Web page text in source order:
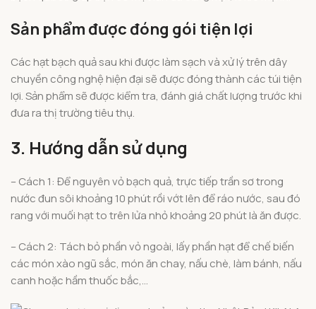
Sản phẩm được đóng gói tiện lợi
Các hạt bạch quả sau khi được làm sạch và xử lý trên dây
chuyền công nghệ hiện đại sẽ được đóng thành các túi tiện
lợi. Sản phẩm sẽ được kiểm tra, đánh giá chất lượng trước khi
đưa ra thị trường tiêu thụ.
3. Hướng dẫn sử dụng
– Cách 1: Để nguyên vỏ bạch quả, trực tiếp trần sơ trong
nước đun sôi khoảng 10 phút rồi vớt lên để ráo nước, sau đó
rang với muối hạt to trên lửa nhỏ khoảng 20 phút là ăn được.
– Cách 2: Tách bỏ phần vỏ ngoài, lấy phần hạt để chế biến
các món xào ngũ sắc, món ăn chay, nấu chè, làm bánh, nấu
canh hoặc hầm thuốc bắc,…